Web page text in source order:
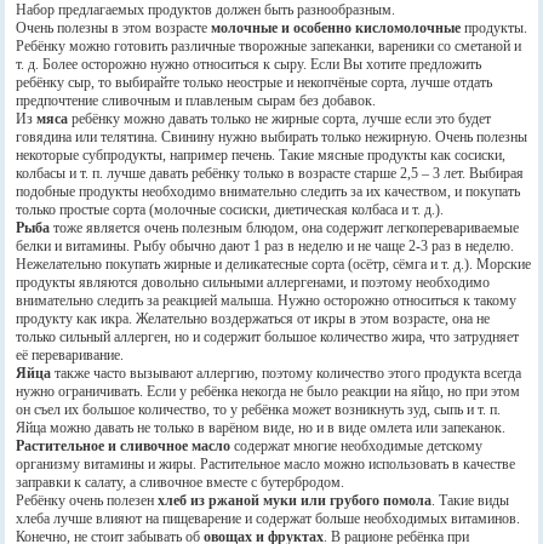
Набор предлагаемых продуктов должен быть разнообразным.
Очень полезны в этом возрастемолочные и особенно кисломолочные продукты.
Ребёнку можно готовить различные творожные запеканки, вареники со сметаной и
т. д. Более осторожно нужно относиться к сыру. Если Вы хотите предложить
ребёнку сыр, то выбирайте только неострые и некопчёные сорта, лучше отдать
предпочтение сливочным и плавленым сырам без добавок.
Измяса ребёнку можно давать только не жирные сорта, лучше если это будет
говядина или телятина. Свинину нужно выбирать только нежирную. Очень полезны
некоторые субпродукты, например печень. Такие мясные продукты как сосиски,
колбасы и т. п. лучше давать ребёнку только в возрасте старше 2,5 – 3 лет. Выбирая
подобные продукты необходимо внимательно следить за их качеством, и покупать
только простые сорта (молочные сосиски, диетическая колбаса и т. д.).
Рыба тоже является очень полезным блюдом, она содержит легкоперевариваемые
белки и витамины. Рыбу обычно дают 1 раз в неделю и не чаще 2-3 раз в неделю.
Нежелательно покупать жирные и деликатесные сорта (осётр, сёмга и т. д.). Морские
продукты являются довольно сильными аллергенами, и поэтому необходимо
внимательно следить за реакцией малыша. Нужно осторожно относиться к такому
продукту как икра. Желательно воздержаться от икры в этом возрасте, она не
только сильный аллерген, но и содержит большое количество жира, что затрудняет
её переваривание.
Яйца также часто вызывают аллергию, поэтому количество этого продукта всегда
нужно ограничивать. Если у ребёнка некогда не было реакции на яйцо, но при этом
он съел их большое количество, то у ребёнка может возникнуть зуд, сыпь и т. п.
Яйца можно давать не только в варёном виде, но и в виде омлета или запеканок.
Растительное и сливочное масло содержат многие необходимые детскому
организму витамины и жиры. Растительное масло можно использовать в качестве
заправки к салату, а сливочное вместе с бутербродом.
Ребёнку очень полезенхлеб из ржаной муки или грубого помола. Такие виды
хлеба лучше влияют на пищеварение и содержат больше необходимых витаминов.
Конечно, не стоит забывать обовощах и фруктах. В рационе ребёнка при